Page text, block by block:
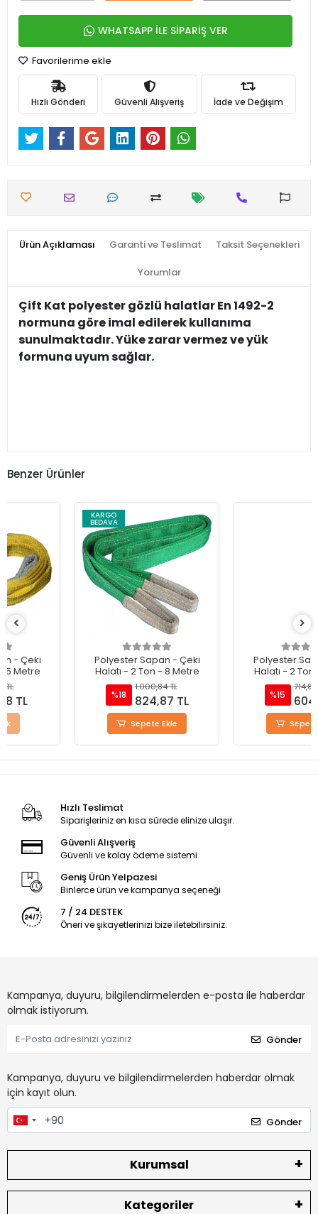
WHATSAPP İLE SİPARİŞ VER
Favorilerime ekle
Hızlı Gönderi Güvenli Alışveriş İade ve Değişim
Ürün Açıklaması Garanti ve Teslimat Taksit Seçenekleri
Yorumlar
Çift Kat polyester gözlü halatlar En 1492-2
normuna göre imal edilerek kullanıma
sunulmaktadır. Yüke zarar vermez ve yük
formuna uyum sağlar.
Benzer Ürünler
Polyester Sapan - Çeki
Halatı - 2 Ton - 8 Metre
1.000,84 TL
824,87 TL
Polyester Sapan - Çeki
Halatı - 2 Ton - 6 Metre
604,90 TL
Hızlı Teslimat
Siparişleriniz en kısa sürede elinize ulaşır.
Güvenli Alışveriş
Güvenli ve kolay ödeme sistemi
Geniş Ürün Yelpazesi
Binlerce ürün ve kampanya seçeneği
7 / 24 DESTEK
Öneri ve şikayetlerinizi bize iletebilirsiniz.
Kampanya, duyuru, bilgilendirmelerden e-posta ile haberdar
olmak istiyorum.
Gönder
Kampanya, duyuru ve bilgilendirmelerden haberdar olmak
için kayıt olun.
Gönder
Kurumsal
Kategoriler